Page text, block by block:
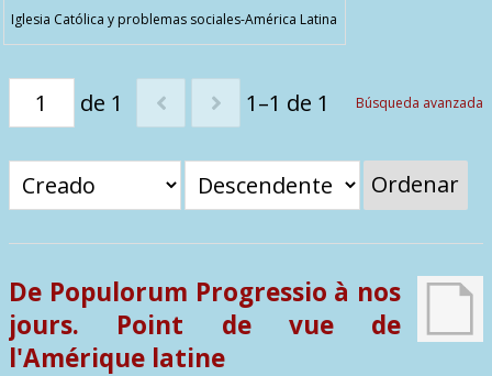
Categorías
Todos los documentos
Materias
Sitios de Interés
Contactos
Iglesia Católica y problemas sociales-América Latina
de 1 1–1 de 1 Búsqueda avanzada
Ordenar
De Populorum Progressio à nos
jours. Point de vue de
l'Amérique latine